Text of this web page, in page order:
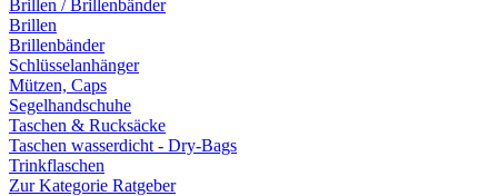
Brillen / Brillenbänder
Brillen
Brillenbänder
Schlüsselanhänger
Mützen, Caps
Segelhandschuhe
Taschen & Rucksäcke
Taschen wasserdicht - Dry-Bags
Trinkflaschen
Zur Kategorie Ratgeber